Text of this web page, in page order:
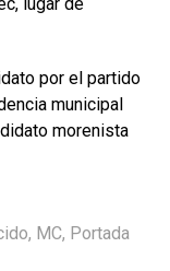
por el partido
municipal
morenista
, MC, Portada